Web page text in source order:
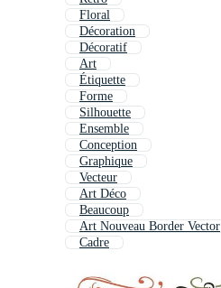
Floral
Décoration
Décoratif
Art
Étiquette
Forme
Silhouette
Ensemble
Conception
Graphique
Vecteur
Art Déco
Beaucoup
Art Nouveau Border Vector
Cadre